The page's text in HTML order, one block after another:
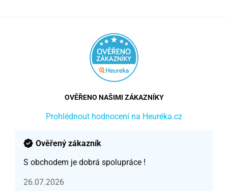
OVĚŘENO NAŠIMI ZÁKAZNÍKY
Prohlédnout hodnocení na Heuréka.cz
Ověřený zákazník
S obchodem je dobrá spolupráce !
26.07.2026